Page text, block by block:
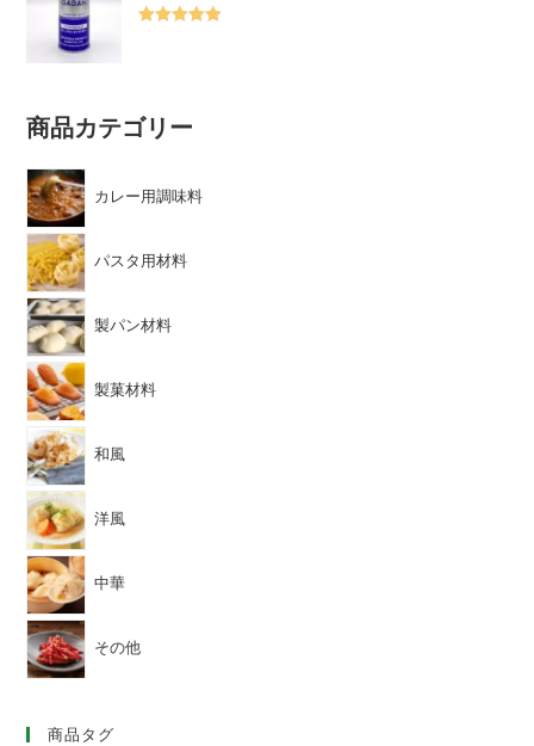
商品カテゴリー
カレー用調味料
パスタ用材料
製パン材料
製菓材料
和風
洋風
中華
その他
商品タグ